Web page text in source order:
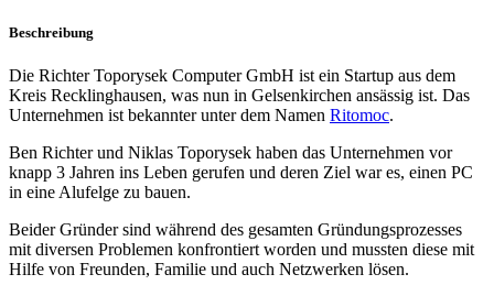
Beschreibung
Die Richter Toporysek Computer GmbH ist ein Startup aus dem
Kreis Recklinghausen, was nun in Gelsenkirchen ansässig ist. Das
Unternehmen ist bekannter unter dem Namen Ritomoc.
Ben Richter und Niklas Toporysek haben das Unternehmen vor
knapp 3 Jahren ins Leben gerufen und deren Ziel war es, einen PC
in eine Alufelge zu bauen.
Beider Gründer sind während des gesamten Gründungsprozesses
mit diversen Problemen konfrontiert worden und mussten diese mit
Hilfe von Freunden, Familie und auch Netzwerken lösen.